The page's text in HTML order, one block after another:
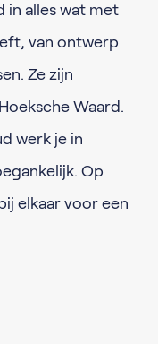
in alles wat met
van ontwerp
Ze zijn
Waard.
werk je in
Op
elkaar voor een